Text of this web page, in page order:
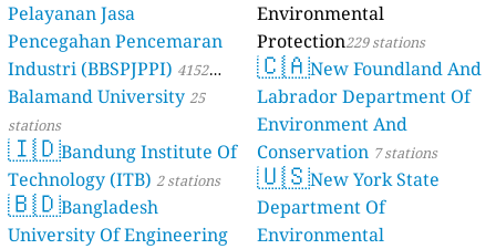
Pelayanan Jasa
Pencegahan Pencemaran
Industri (BBSPJPPI) 4152
stations
Balamand University25
stations
🇮🇩Bandung Institute Of
Technology (ITB) 2 stations
🇧🇩Bangladesh
University Of Engineering
Environmental
Protection229 stations
🇨🇦New Foundland And
Labrador Department Of
Environment And
Conservation 7 stations
🇺🇸New York State
Department Of
Environmental